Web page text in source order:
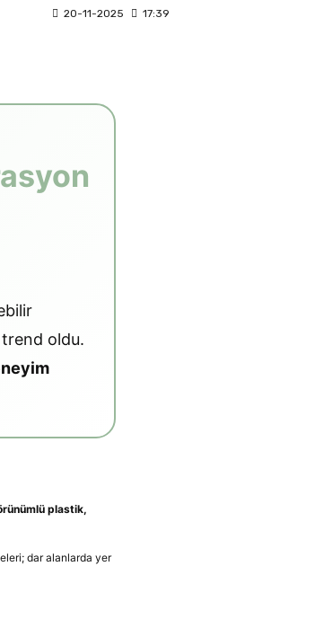
20-11-2025 17:39
oldu.
plastik,
dar alanlarda yer